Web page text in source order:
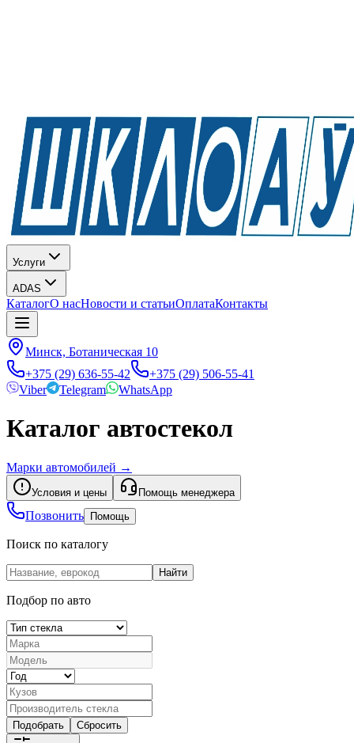
Услуги
ADAS
КаталогО насНовости и статьиОплатаКонтакты
Минск, Ботаническая 10
+375 (29) 636-55-42
+375 (29) 506-55-41
Viber
Telegram WhatsApp
Каталог автостекол
Марки автомобилей →
Условия и цены Помощь менеджера
Позвонить Помощь
Поиск по каталогу
Найти
Подбор по авто
Подобрать Сбросить